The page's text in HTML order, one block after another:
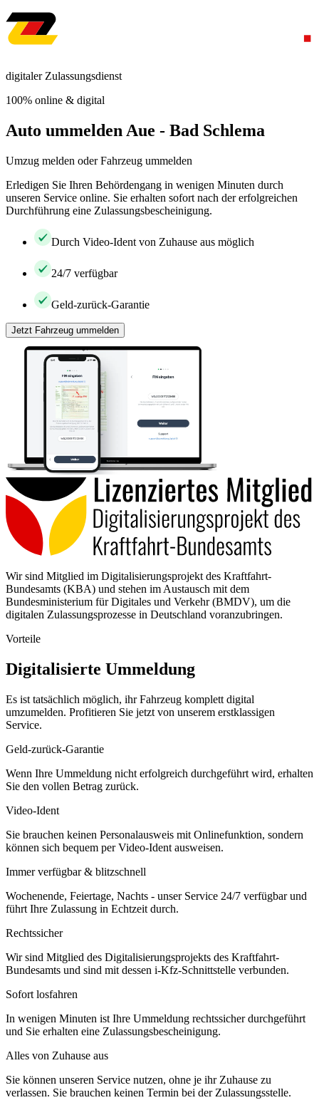
digitaler Zulassungsdienst
100% online & digital
Auto ummelden Aue - Bad Schlema
Umzug melden oder Fahrzeug ummelden
Erledigen Sie Ihren Behördengang in wenigen Minuten durch
unseren Service online. Sie erhalten sofort nach der erfolgreichen
Durchführung eine Zulassungsbescheinigung.
Durch Video-Ident von Zuhause aus möglich
24/7 verfügbar
Geld-zurück-Garantie
Jetzt Fahrzeug ummelden
Wir sind Mitglied im Digitalisierungsprojekt des Kraftfahrt-
Bundesamts (KBA) und stehen im Austausch mit dem
Bundesministerium für Digitales und Verkehr (BMDV), um die
digitalen Zulassungsprozesse in Deutschland voranzubringen.
Vorteile
Digitalisierte Ummeldung
Es ist tatsächlich möglich, ihr Fahrzeug komplett digital
umzumelden. Profitieren Sie jetzt von unserem erstklassigen
Service.
Geld-zurück-Garantie
Wenn Ihre Ummeldung nicht erfolgreich durchgeführt wird, erhalten
Sie den vollen Betrag zurück.
Video-Ident
Sie brauchen keinen Personalausweis mit Onlinefunktion, sondern
können sich bequem per Video-Ident ausweisen.
Immer verfügbar & blitzschnell
Wochenende, Feiertage, Nachts - unser Service 24/7 verfügbar und
führt Ihre Zulassung in Echtzeit durch.
Rechtssicher
Wir sind Mitglied des Digitalisierungsprojekts des Kraftfahrt-
Bundesamts und sind mit dessen i-Kfz-Schnittstelle verbunden.
Sofort losfahren
In wenigen Minuten ist Ihre Ummeldung rechtssicher durchgeführt
und Sie erhalten eine Zulassungsbescheinigung.
Alles von Zuhause aus
Sie können unseren Service nutzen, ohne je ihr Zuhause zu
verlassen. Sie brauchen keinen Termin bei der Zulassungsstelle.